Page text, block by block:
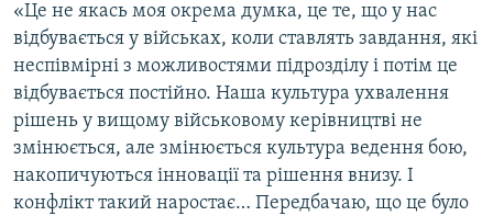
«Це не якась моя окрема думка, це те, що у нас
відбувається у військах, коли ставлять завдання, які
неспівмірні з можливостями підрозділу і потім це
відбувається постійно. Наша культура ухвалення
рішень у вищому військовому керівництві не
змінюється, але змінюється культура ведення бою,
накопичуються інновації та рішення внизу. І
конфлікт такий наростає… Передбачаю, що це було